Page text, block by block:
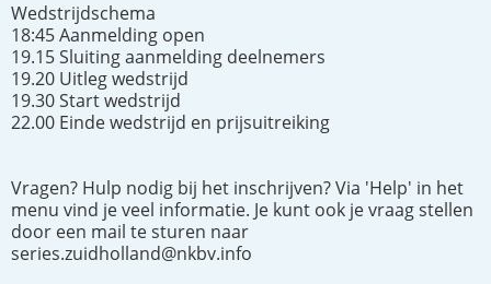
Wedstrijdschema
18:45 Aanmelding open
19.15 Sluiting aanmelding deelnemers
19.20 Uitleg wedstrijd
19.30 Start wedstrijd
22.00 Einde wedstrijd en prijsuitreiking
Vragen? Hulp nodig bij het inschrijven? Via 'Help' in het
menu vind je veel informatie. Je kunt ook je vraag stellen
door een mail te sturen naar
series.zuidholland@nkbv.info